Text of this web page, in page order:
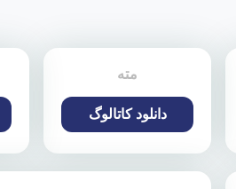
مته
دانلود کاتالوگ